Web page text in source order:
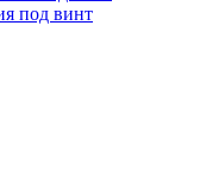
под винт